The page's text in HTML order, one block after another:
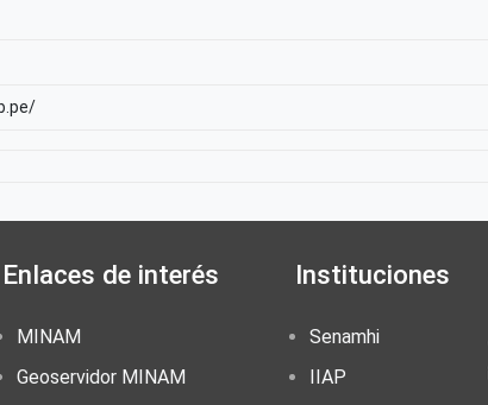
Enlaces de interés
MINAM
Geoservidor MINAM
Instituciones
Senamhi
IIAP